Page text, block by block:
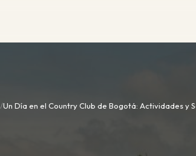
/Un Día en el Country Club de Bogotá: Actividades y